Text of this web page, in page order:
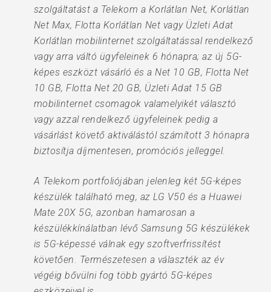
szolgáltatást a Telekom a Korlátlan Net, Korlátlan
Net Max, Flotta Korlátlan Net vagy Üzleti Adat
Korlátlan mobilinternet szolgáltatással rendelkező
vagy arra váltó ügyfeleinek 6 hónapra; az új 5G-
képes eszközt vásárló és a Net 10 GB, Flotta Net
10 GB, Flotta Net 20 GB, Üzleti Adat 15 GB
mobilinternet csomagok valamelyikét választó
vagy azzal rendelkező ügyfeleinek pedig a
vásárlást követő aktiválástól számított 3 hónapra
biztosítja díjmentesen, promóciós jelleggel.
A Telekom portfoliójában jelenleg két 5G-képes
készülék található meg, az LG V50 és a Huawei
Mate 20X 5G, azonban hamarosan a
készülékkínálatban lévő Samsung 5G készülékek
is 5G-képessé válnak egy szoftverfrissítést
követően. Természetesen a választék az év
végéig bővülni fog több gyártó 5G-képes